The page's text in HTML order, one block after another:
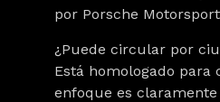
por Porsche
¿Puede circular por
Está homologado para
enfoque es claramente